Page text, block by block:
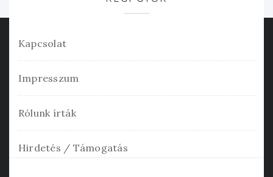
Kapcsolat
Impresszum
Rólunk írták
Hirdetés / Támogatás